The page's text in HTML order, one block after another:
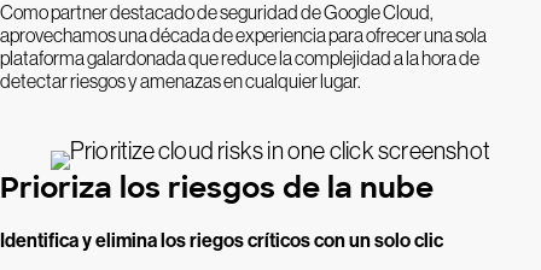
Como partner destacado de seguridad de Google Cloud,
aprovechamos una década de experiencia para ofrecer una sola
plataforma galardonada que reduce la complejidad a la hora de
detectar riesgos y amenazas en cualquier lugar.
Prioriza los riesgos de la nube
Identifica y elimina los riegos críticos con un solo clic